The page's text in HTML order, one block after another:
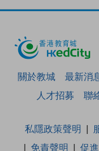
關於教城 最新消
人才招募
聯
私隱政策聲明
免責聲明
促